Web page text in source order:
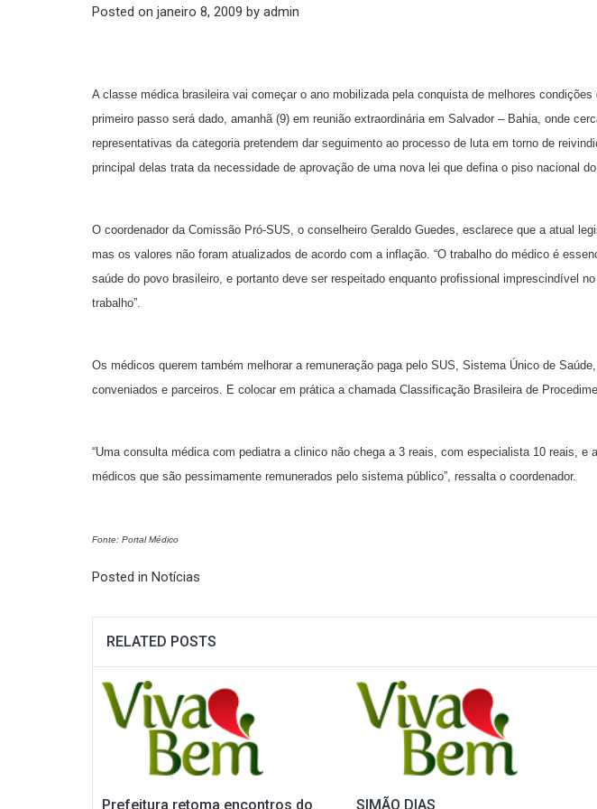
Posted on janeiro 8, 2009 by admin
A classe médica brasileira vai começar o ano mobilizada pela conquista de melhores
primeiro passo será dado, amanhã (9) em reunião extraordinária em Salvador – Bahia, onde
representativas da categoria pretendem dar seguimento ao processo de luta em torno de
principal delas trata da necessidade de aprovação de uma nova lei que defina o piso nacional
O coordenador da Comissão Pró-SUS, o conselheiro Geraldo Guedes, esclarece que a atual
mas os valores não foram atualizados de acordo com a inflação. “O trabalho do médico é
saúde do povo brasileiro, e portanto deve ser respeitado enquanto profissional imprescindível
trabalho”.
Os médicos querem também melhorar a remuneração paga pelo SUS, Sistema Único de
conveniados e parceiros. E colocar em prática a chamada Classificação Brasileira de
“Uma consulta médica com pediatra a clinico não chega a 3 reais, com especialista 10 reais, e
médicos que são pessimamente remunerados pelo sistema público”, ressalta o coordenador.
Fonte: Portal Médico
Posted in Notícias
RELATED POSTS
Prefeitura retoma encontros do SIMÃO DIAS